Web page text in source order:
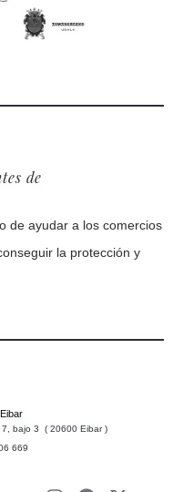
de
de ayudar a los comercios
la protección y
7, bajo 3 ( 20600 Eibar )
669